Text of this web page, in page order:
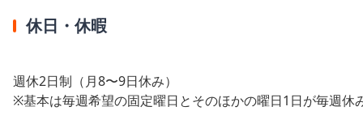
休日・休暇
週休2日制（月8〜9日休み）
※基本は毎週希望の固定曜日とそのほかの曜日1日が毎週休